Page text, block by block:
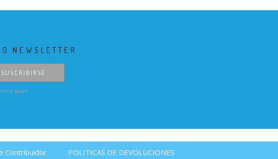
NEWSLETTER
SUSCRIBIRSE
spam
Contribuidor POLITICAS DE DEVOLUCIONES